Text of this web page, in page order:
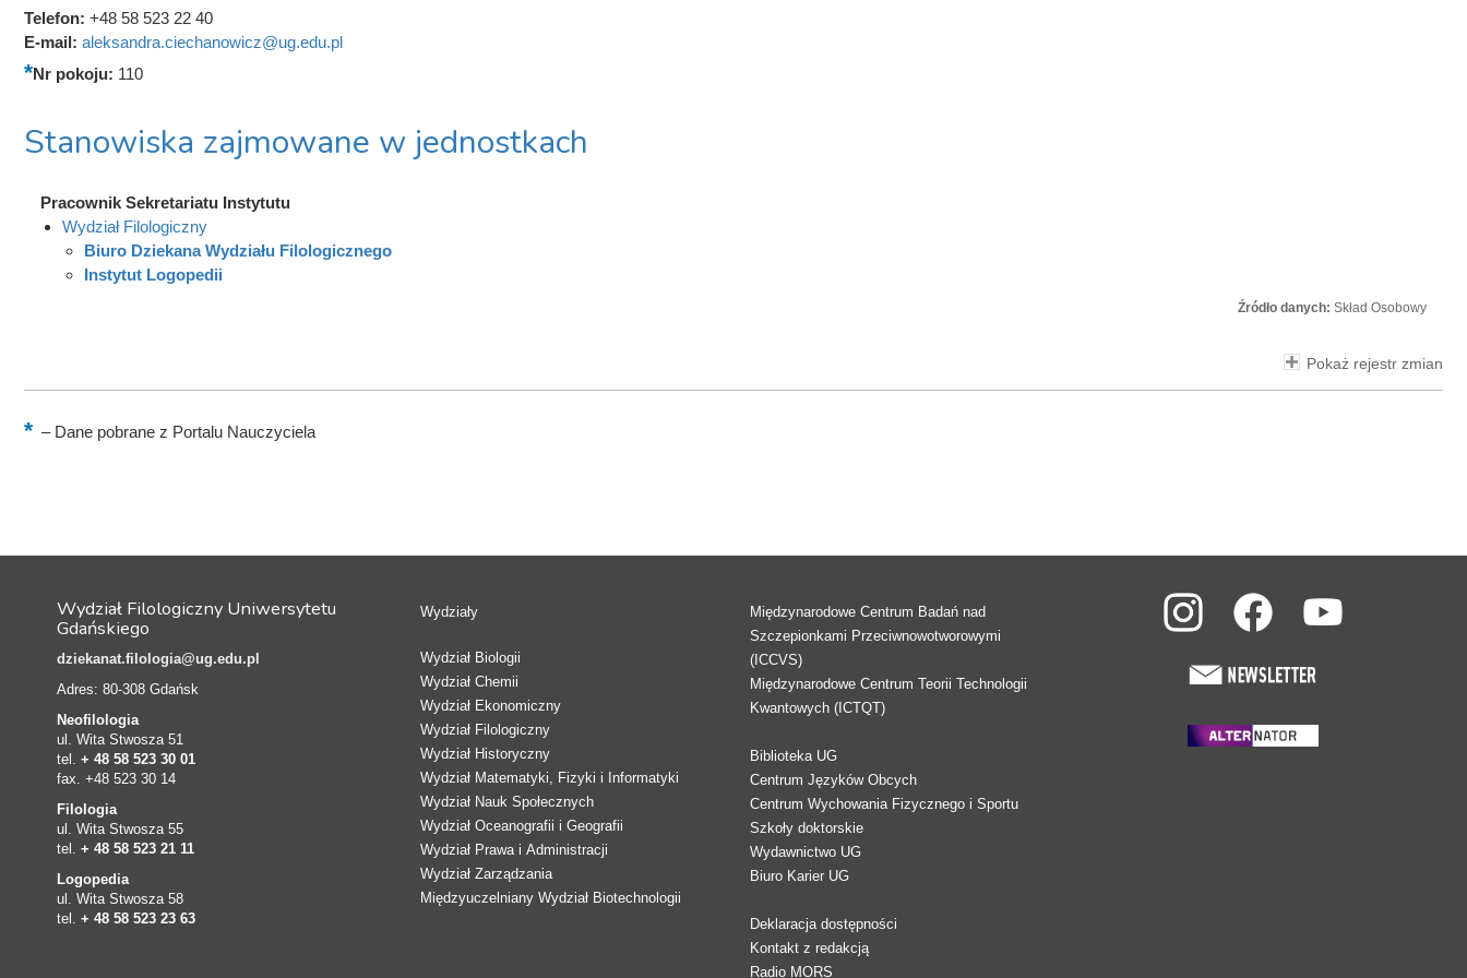
Telefon: +48 58 523 22 40
E-mail: aleksandra.ciechanowicz@ug.edu.pl
Nr pokoju: 110
Stanowiska zajmowane w jednostkach
Pracownik Sekretariatu Instytutu
Wydział Filologiczny
Biuro Dziekana Wydziału Filologicznego
Instytut Logopedii
Źródło danych: Skład Osobowy
Pokaż rejestr zmian
–Dane pobrane z Portalu Nauczyciela
Wydział Filologiczny Uniwersytetu
Gdańskiego
dziekanat.filologia@ug.edu.pl
Adres: 80-308 Gdańsk
Neofilologia
ul. Wita Stwosza 51
tel. + 48 58 523 30 01
fax. +48 523 30 14
Filologia
ul. Wita Stwosza 55
tel. + 48 58 523 21 11
Logopedia
ul. Wita Stwosza 58
tel. + 48 58 523 23 63
Wydziały
Wydział Biologii
Wydział Chemii
Wydział Ekonomiczny
Wydział Filologiczny
Wydział Historyczny
Wydział Matematyki, Fizyki i Informatyki
Wydział Nauk Społecznych
Wydział Oceanografii i Geografii
Wydział Prawa i Administracji
Wydział Zarządzania
Międzyuczelniany Wydział Biotechnologii
Międzynarodowe Centrum Badań nad
Szczepionkami Przeciwnowotworowymi
(ICCVS)
Międzynarodowe Centrum Teorii Technologii
Kwantowych (ICTQT)
Biblioteka UG
Centrum Języków Obcych
Centrum Wychowania Fizycznego i Sportu
Szkoły doktorskie
Wydawnictwo UG
Biuro Karier UG
Deklaracja dostępności
Kontakt z redakcją
Radio MORS